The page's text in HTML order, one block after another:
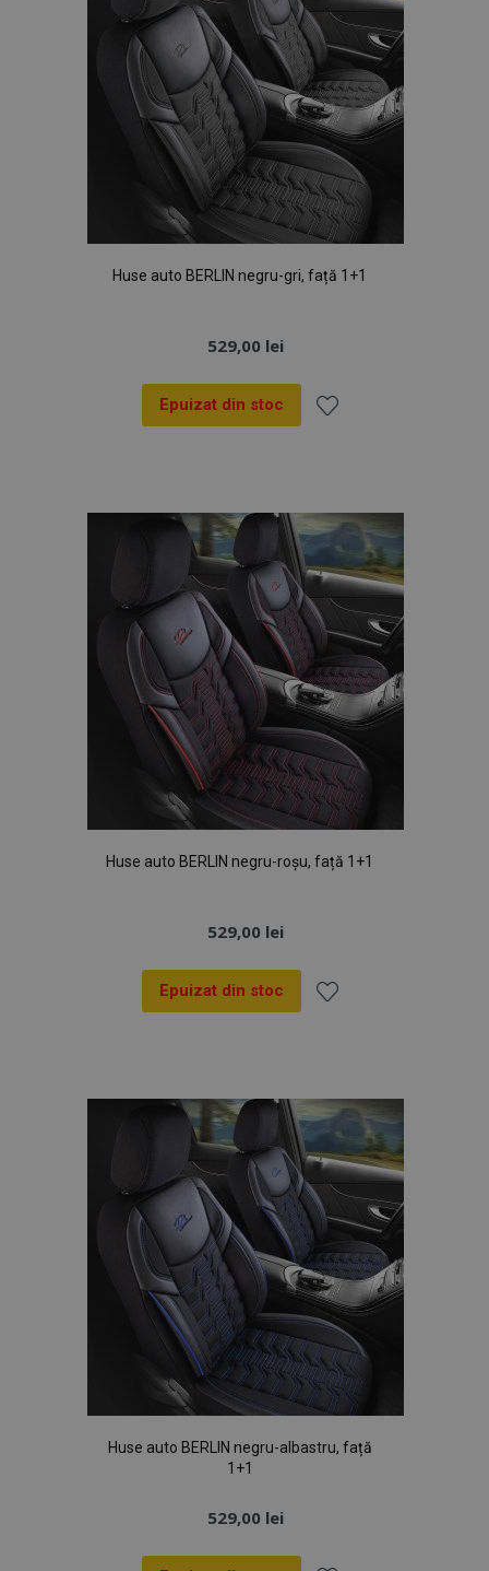
Huse auto BERLIN negru-gri, față 1+1
529,00 lei
Epuizat din stoc
Dorințe
Huse auto BERLIN negru-roșu, față 1+1
529,00 lei
Epuizat din stoc
Dorințe
Huse auto BERLIN negru-albastru, față
1+1
529,00 lei